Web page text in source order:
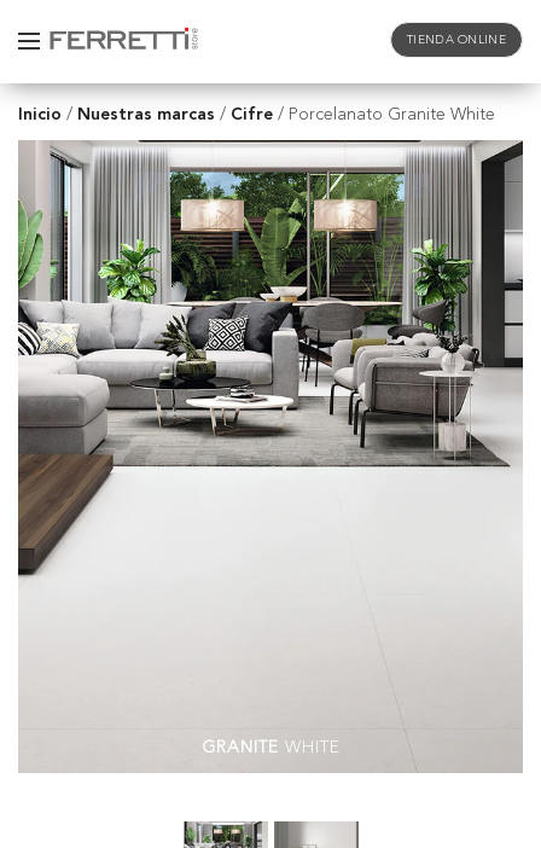
TIENDA ONLINE
Inicio / Nuestras marcas / Cifre / Porcelanato Granite White
GRANITE WHITE